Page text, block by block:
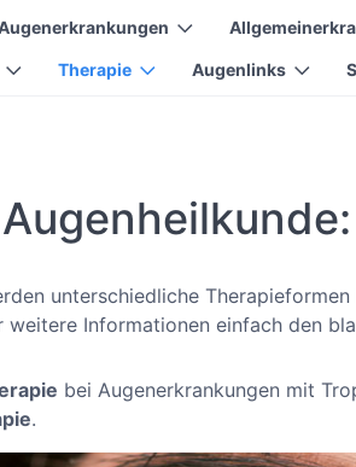
Therapie Augenlinks
unterschiedliche
Informationen einfach den
bei Augenerkrankungen mit
.